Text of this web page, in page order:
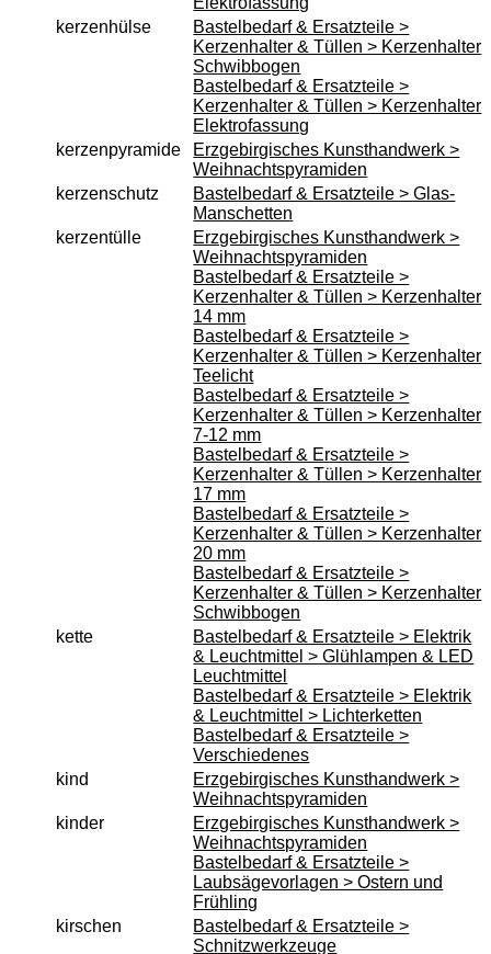
kerzenhülse
Bastelbedarf & Ersatzteile >
Kerzenhalter & Tüllen > Kerzenhalter
Schwibbogen
Bastelbedarf & Ersatzteile >
Kerzenhalter & Tüllen > Kerzenhalter
Elektrofassung
kerzenpyramide
Erzgebirgisches Kunsthandwerk >
Weihnachtspyramiden
kerzenschutz
Bastelbedarf & Ersatzteile > Glas-
Manschetten
kerzentülle
Erzgebirgisches Kunsthandwerk >
Weihnachtspyramiden
Bastelbedarf & Ersatzteile >
Kerzenhalter & Tüllen > Kerzenhalter
14 mm
Bastelbedarf & Ersatzteile >
Kerzenhalter & Tüllen > Kerzenhalter
Teelicht
Bastelbedarf & Ersatzteile >
Kerzenhalter & Tüllen > Kerzenhalter
7-12 mm
Bastelbedarf & Ersatzteile >
Kerzenhalter & Tüllen > Kerzenhalter
17 mm
Bastelbedarf & Ersatzteile >
Kerzenhalter & Tüllen > Kerzenhalter
20 mm
Bastelbedarf & Ersatzteile >
Kerzenhalter & Tüllen > Kerzenhalter
Schwibbogen
kette
Bastelbedarf & Ersatzteile > Elektrik
& Leuchtmittel > Glühlampen & LED
Leuchtmittel
Bastelbedarf & Ersatzteile > Elektrik
& Leuchtmittel > Lichterketten
Bastelbedarf & Ersatzteile >
Verschiedenes
kind
Erzgebirgisches Kunsthandwerk >
Weihnachtspyramiden
kinder
Erzgebirgisches Kunsthandwerk >
Weihnachtspyramiden
Bastelbedarf & Ersatzteile >
Laubsägevorlagen > Ostern und
Frühling
kirschen
Bastelbedarf & Ersatzteile >
Schnitzwerkzeuge